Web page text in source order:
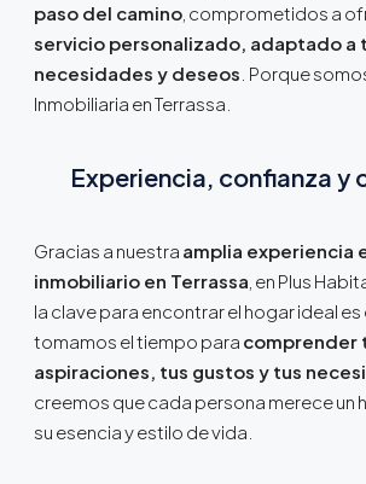
paso del camino, comprometidos a
servicio personalizado, adaptado a
necesidades y deseos . Porque
Inmobiliaria en Terrassa.
Experiencia, confianza y
Gracias a nuestra amplia experiencia
inmobiliario en Terrassa , en Plus
la clave para encontrar el hogar ideal
tomamos el tiempo para comprender
aspiraciones, tus gustos y tus
creemos que cada persona merece un
su esencia y estilo de vida.